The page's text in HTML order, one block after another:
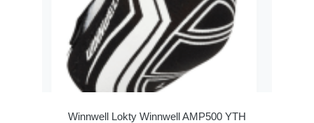
Winnwell Lokty Winnwell AMP500 YTH